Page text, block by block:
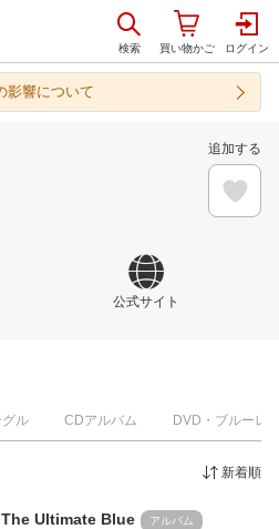
影響について
追加する
公式サイト
ル CDアルバム DVD・ブルーレ
新着順
The Ultimate Blue アルバム